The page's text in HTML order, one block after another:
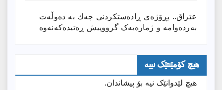
عێراق.. پڕۆژەی ڕادەستكردنی چەك بە دەوڵەت
بەردەوامە و ژمارەیەک گرووپیش ڕەتیدەکەنەوە
هیچ کۆمێنتێک نییە
هیچ لێدوانێک نیە بۆ پیشاندان.